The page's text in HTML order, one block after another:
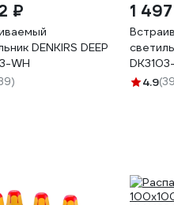
₽
DENKIRS DEEP
WH
1
4.9